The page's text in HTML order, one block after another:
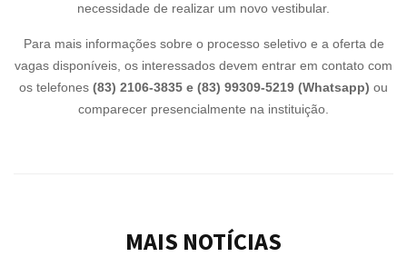
necessidade de realizar um novo vestibular.
Para mais informações sobre o processo seletivo e a oferta de
vagas disponíveis, os interessados devem entrar em contato com
os telefones (83) 2106-3835 e (83) 99309-5219 (Whatsapp) ou
comparecer presencialmente na instituição.
MAIS NOTÍCIAS